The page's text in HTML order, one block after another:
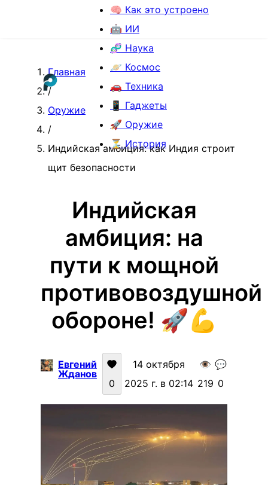
🧠 Как это устроено
🤖 ИИ
🧬 Наука
🪐 Космос
🚗 Техника
📱 Гаджеты
🚀 Оружие
⏳ История
Главная
/
Оружие
/
Индийская амбиция: как Индия строит
щит безопасности
Индийская
амбиция: на
пути к мощной
противовоздушной
обороне! 🚀💪
Евгений
Жданов
0
14 октября
2025 г. в 02:14
👁️
219
💬
0